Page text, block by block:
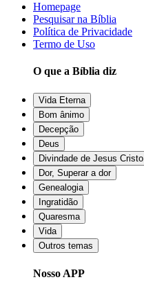
Homepage
Pesquisar na Bíblia
Política de Privacidade
Termo de Uso
O que a Bíblia diz
Vida Eterna
Bom ânimo
Decepção
Deus
Divindade de Jesus Cristo
Dor, Superar a dor
Genealogia
Ingratidão
Quaresma
Vida
Outros temas
Nosso APP